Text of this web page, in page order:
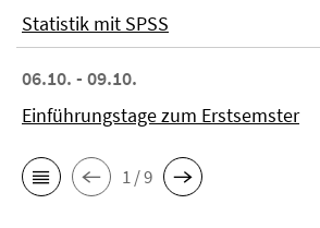
Statistik mit SPSS
06.10. - 09.10.
Einführungstage zum Erstsemster
1 / 9